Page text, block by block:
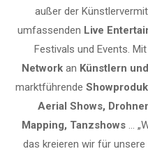
außer der
umfassenden Live
Festivals und Events.
Networkan Künstlern
marktführende
Aerial Shows,
Mapping, Tanzshows …
das kreieren wir für